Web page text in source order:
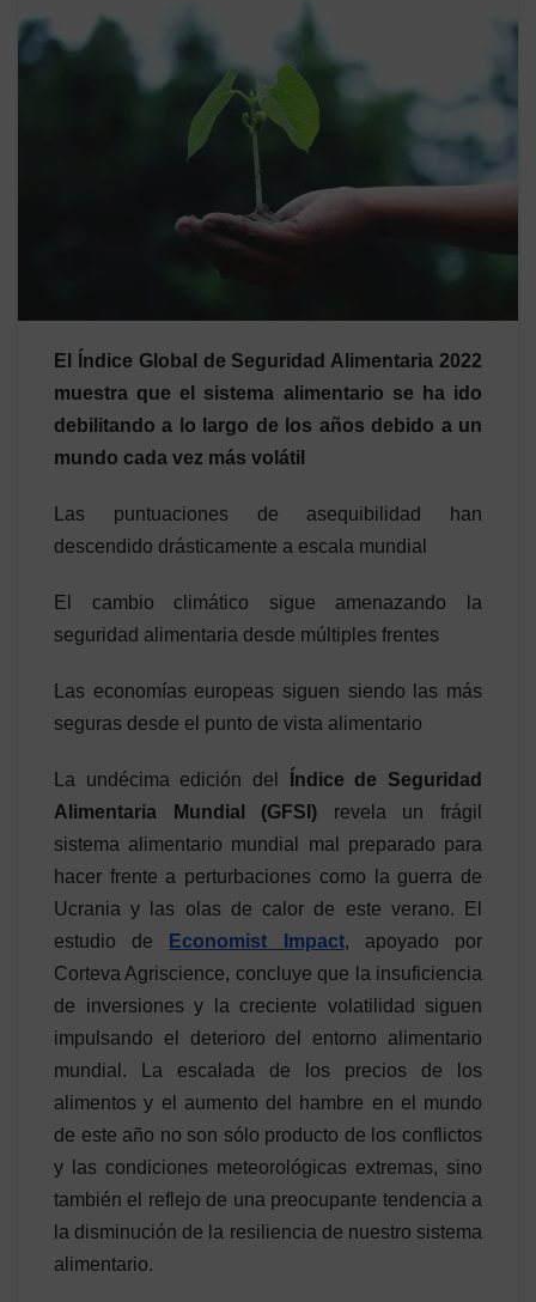
El Índice Global de Seguridad Alimentaria 2022
muestra que el sistema alimentario se ha ido
debilitando a lo largo de los años debido a un
mundo cada vez más volátil
Las puntuaciones de asequibilidad han
descendido drásticamente a escala mundial
El cambio climático sigue amenazando la
seguridad alimentaria desde múltiples frentes
Las economías europeas siguen siendo las más
seguras desde el punto de vista alimentario
La undécima edición del
Índice de Seguridad
Alimentaria Mundial (GFSI) revela un frágil
sistema alimentario mundial mal preparado para
hacer frente a perturbaciones como la guerra de
Ucrania y las olas de calor de este verano. El
estudio de
Economist Impact, apoyado por
Corteva Agriscience, concluye que la insuficiencia
de inversiones y la creciente volatilidad siguen
impulsando el deterioro del entorno alimentario
mundial. La escalada de los precios de los
alimentos y el aumento del hambre en el mundo
de este año no son sólo producto de los conflictos
y las condiciones meteorológicas extremas, sino
también el reflejo de una preocupante tendencia a
la disminución de la resiliencia de nuestro sistema
alimentario.